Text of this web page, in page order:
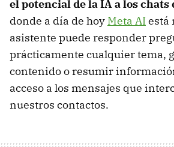
el potencial de la IA a los
donde a día de hoy Meta AIestá
asistente puede responder
prácticamente cualquier tema,
contenido o resumir
acceso a los mensajes que
nuestros contactos.